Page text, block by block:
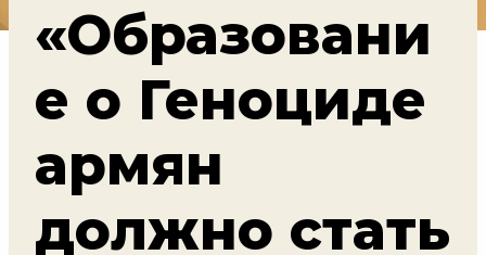
«Образовани
е о Геноциде
армян
должно стать